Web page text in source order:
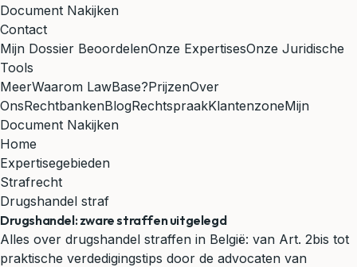
Document Nakijken
Contact
Mijn Dossier BeoordelenOnze ExpertisesOnze Juridische
Tools
MeerWaarom LawBase?PrijzenOver
OnsRechtbankenBlogRechtspraakKlantenzoneMijn
Document Nakijken
Home
Expertisegebieden
Strafrecht
Drugshandel straf
Drugshandel: zware straffen uitgelegd
Alles over drugshandel straffen in België: van Art. 2bis tot
praktische verdedigingstips door de advocaten van